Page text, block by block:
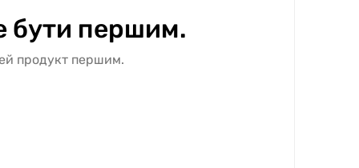
бути першим.
продукт першим.